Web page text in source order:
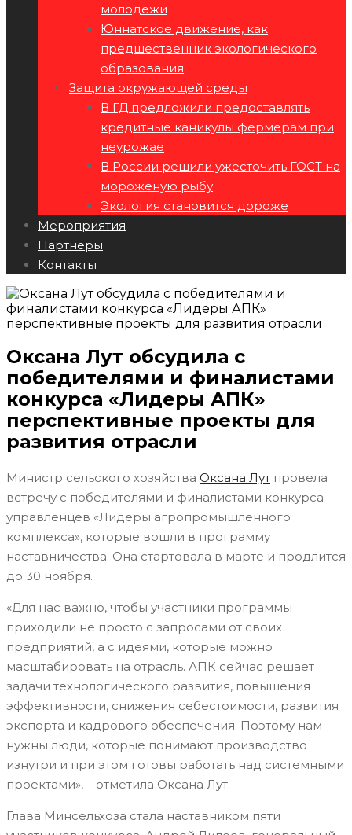
молодежи
Юннатское движение, как
предшественник экологического
образования
Защита окружающей среды
В ГД предложили предоставлять
кредитные каникулы фермерам при
неурожае
В России решили ужесточить ГОСТ на
мороженую рыбу
Экология становится дороже
Мероприятия
Партнёры
Контакты
Оксана Лут обсудила с
победителями и финалистами
конкурса «Лидеры АПК»
перспективные проекты для
развития отрасли
Министр сельского хозяйства Оксана Лут провела
встречу с победителями и финалистами конкурса
управленцев «Лидеры агропромышленного
комплекса», которые вошли в программу
наставничества. Она стартовала в марте и продлится
до 30 ноября.
«Для нас важно, чтобы участники программы
приходили не просто с запросами от своих
предприятий, а с идеями, которые можно
масштабировать на отрасль. АПК сейчас решает
задачи технологического развития, повышения
эффективности, снижения себестоимости, развития
экспорта и кадрового обеспечения. Поэтому нам
нужны люди, которые понимают производство
изнутри и при этом готовы работать над системными
проектами», – отметила Оксана Лут.
Глава Минсельхоза стала наставником пяти